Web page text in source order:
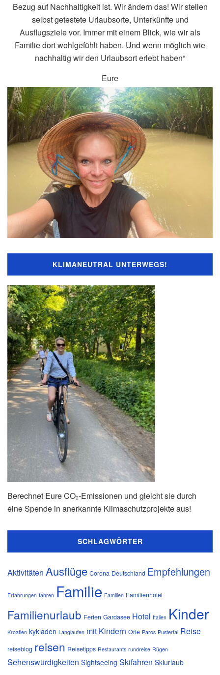
Bezug auf Nachhaltigkeit ist. Wir ändern das! Wir stellen
selbst getestete Urlaubsorte, Unterkünfte und
Ausflugsziele vor. Immer mit einem Blick, wie wir als
Familie dort wohlgefühlt haben. Und wenn möglich wie
nachhaltig wir den Urlaubsort erlebt haben“
Eure
KLIMANEUTRAL UNTERWEGS!
Berechnet Eure CO₂-Emissionen und gleicht sie durch
eine Spende in anerkannte Klimaschutzprojekte aus!
SCHLAGWÖRTER
Aktivitäten Ausflüge Corona Deutschland Empfehlungen
Erfahrungen fahren Familie Familien Familienhotel
Familienurlaub Ferien Gardasee Hotel Italien Kinder
Kroatien kykladen Langlaufen mit Kindern Orte Paros Pustertal Reise
reiseblog reisen Reisetipps Restaurants rundreise Rügen
Sehenswürdigkeiten Sightseeing Skifahren Skiurlaub